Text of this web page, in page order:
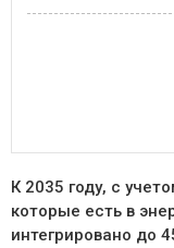
К 2035 году, с
которые есть в
интегрировано до